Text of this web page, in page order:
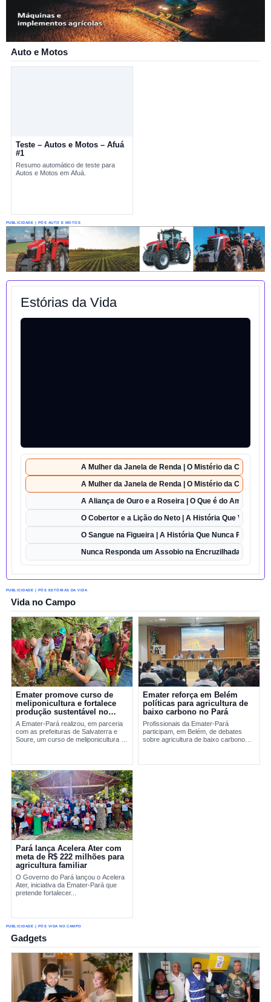
Auto e Motos
Teste – Autos e Motos – Afuá
#1
Resumo automático de teste para
Autos e Motos em Afuá.
PUBLICIDADE | PÓS AUTO E MOTOS
Estórias da Vida
A Mulher da Janela de Renda | O Mistério da Casa 42
A Mulher da Janela de Renda | O Mistério da Casa 42
A Aliança de Ouro e a Roseira | O Que é do Amor
O Cobertor e a Lição do Neto | A História Que Vai Te
O Sangue na Figueira | A História Que Nunca Foi
Nunca Responda um Assobio na Encruzilhada | O
PUBLICIDADE | PÓS ESTÓRIAS DA VIDA
Vida no Campo
Emater promove curso de
meliponicultura e fortalece
produção sustentável no
Marajó
A Emater-Pará realizou, em parceria
com as prefeituras de Salvaterra e
Soure, um curso de meliponicultura no
Emater reforça em Belém
políticas para agricultura de
baixo carbono no Pará
Profissionais da Emater-Pará
participam, em Belém, de debates
sobre agricultura de baixo carbono
Pará lança Acelera Ater com
meta de R$ 222 milhões para
agricultura familiar
O Governo do Pará lançou o Acelera
Ater, iniciativa da Emater-Pará que
pretende fortalecer...
PUBLICIDADE | PÓS VIDA NO CAMPO
Gadgets